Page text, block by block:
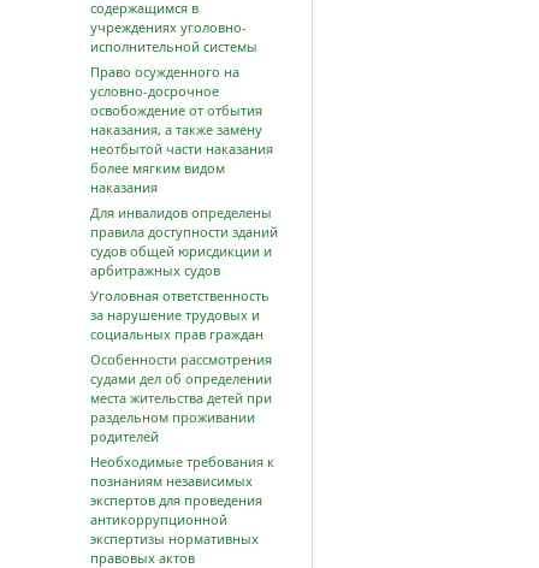
содержащимся в
учреждениях уголовно-
исполнительной системы
Право осужденного на
условно-досрочное
освобождение от отбытия
наказания, а также замену
неотбытой части наказания
более мягким видом
наказания
Для инвалидов определены
правила доступности зданий
судов общей юрисдикции и
арбитражных судов
Уголовная ответственность
за нарушение трудовых и
социальных прав граждан
Особенности рассмотрения
судами дел об определении
места жительства детей при
раздельном проживании
родителей
Необходимые требования к
познаниям независимых
экспертов для проведения
антикоррупционной
экспертизы нормативных
правовых актов